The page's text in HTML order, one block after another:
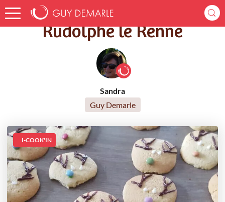
Accueil Recettes Rudolphe le Renne
Rudolphe le Renne
Sandra
Guy Demarle
I-COOK'IN